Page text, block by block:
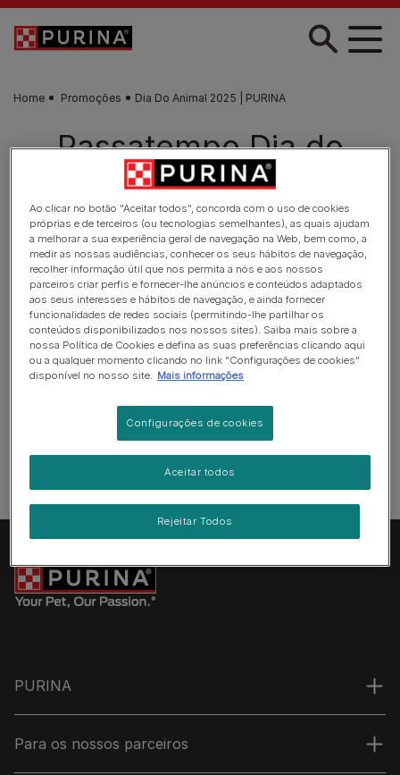
Skip to main content
Home Promoções Dia Do Animal 2025 | PURINA
Passatempo Dia do
Animal
PURINA
Para os nossos parceiros
Ao clicar no botão "Aceitar todos", concorda com o uso de cookies
próprias e de terceiros (ou tecnologias semelhantes), as quais ajudam
a melhorar a sua experiência geral de navegação na Web, bem como, a
medir as nossas audiências, conhecer os seus hábitos de navegação,
recolher informação útil que nos permita a nós e aos nossos
parceiros criar perfis e fornecer-lhe anúncios e conteúdos adaptados
aos seus interesses e hábitos de navegação, e ainda fornecer
funcionalidades de redes sociais (permitindo-lhe partilhar os
conteúdos disponibilizados nos nossos sites). Saiba mais sobre a
nossa Política de Cookies e defina as suas preferências clicando aqui
ou a qualquer momento clicando no link "Configurações de cookies"
disponível no nosso site.
Mais informações
Configurações de cookies
Rejeitar Todos
Aceitar todos